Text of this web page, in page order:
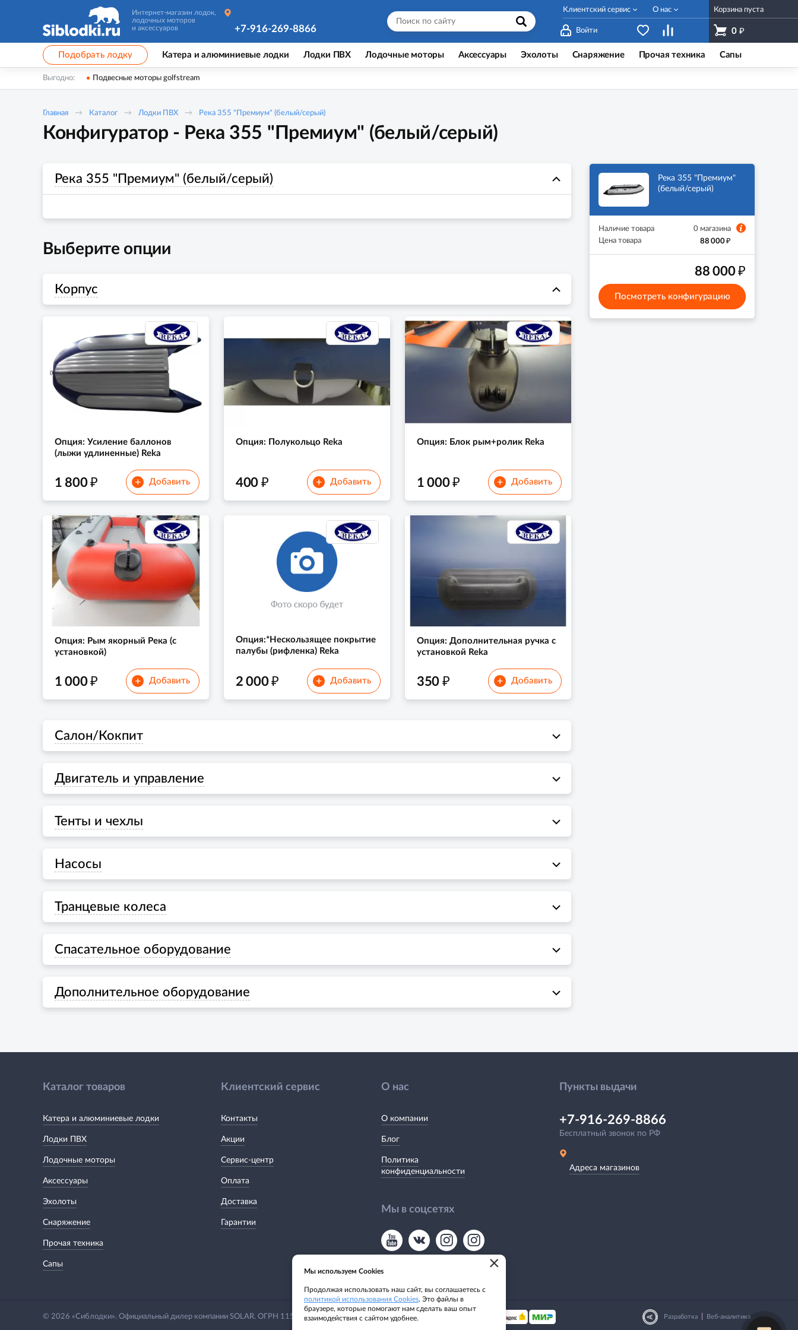
Интернет-магазин лодок,
лодочных моторов
и аксессуаров
Войти
Корзина пуста
0 ₽
+7-916-269-8866
Клиентский сервис О нас
Подобрать лодку Катера и алюминиевые лодки Лодки ПВХ Лодочные моторы Аксессуары Эхолоты Снаряжение Прочая техника Сапы
Выгодно: Подвесные моторы golfstream
Главная Каталог Лодки ПВХ Река 355 "Премиум" (белый/серый)
Конфигуратор - Река 355 "Премиум" (белый/серый)
Река 355 "Премиум" (белый/серый)
Выберите опции
Корпус
Опция: Усиление баллонов
(лыжи удлиненные) Reka
1 800₽ + Добавить
Опция: Полукольцо Reka
400 ₽ + Добавить
Опция: Блок рым+ролик Reka
1 000₽ + Добавить
Опция: Рым якорный Река (с
установкой)
1 000₽ + Добавить
Опция:*Нескользящее покрытие
палубы (рифленка) Reka
2 000₽ + Добавить
Опция: Дополнительная ручка с
установкой Reka
350 ₽ + Добавить
Салон/Кокпит
Двигатель и управление
Тенты и чехлы
Насосы
Транцевые колеса
Спасательное оборудование
Дополнительное оборудование
Река 355 "Премиум"
(белый/серый)
Наличие товара
0 магазина
Цена товара
88 000₽
88 000₽
Посмотреть конфигурацию
Каталог товаров
Катера и алюминиевые лодки
Лодки ПВХ
Лодочные моторы
Аксессуары
Эхолоты
Снаряжение
Прочая техника
Сапы
Клиентский сервис
Контакты
Акции
Сервис-центр
Оплата
Доставка
Гарантии
О нас
О компании
Блог
Политика
конфиденциальности
Мы в соцсетях
Пункты выдачи
+7-916-269-8866
Бесплатный звонок по РФ
Адреса магазинов
© 2026 «Сиблодки». Официальный дилер компании SOLAR. ОГРН 1155476135649 Мы принимаем: Разработка Веб-аналитика
×
Мы используем Cookies
Продолжая использовать наш сайт, вы соглашаетесь с
политикой использования Cookies. Это файлы в
браузере, которые помогают нам сделать ваш опыт
взаимодействия с сайтом удобнее.